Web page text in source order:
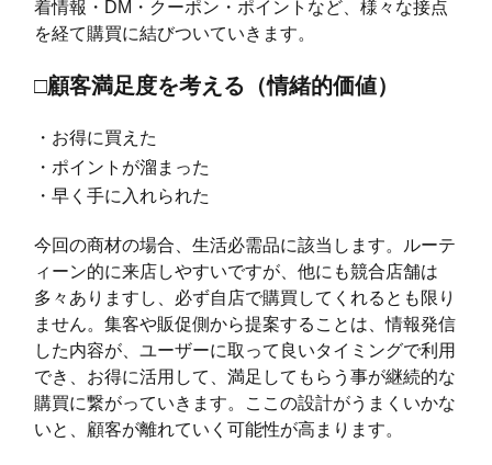
着情報・DM・クーポン・ポイントなど、様々な接点
を経て購買に結びついていきます。
□顧客満足度を考える（情緒的価値）
・お得に買えた
・ポイントが溜まった
・早く手に入れられた
今回の商材の場合、生活必需品に該当します。ルーテ
ィーン的に来店しやすいですが、他にも競合店舗は
多々ありますし、必ず自店で購買してくれるとも限り
ません。集客や販促側から提案することは、情報発信
した内容が、ユーザーに取って良いタイミングで利用
でき、お得に活用して、満足してもらう事が継続的な
購買に繋がっていきます。ここの設計がうまくいかな
いと、顧客が離れていく可能性が高まります。